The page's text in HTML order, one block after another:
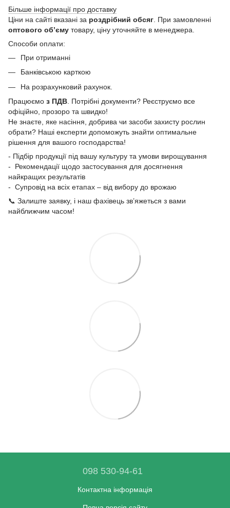
Більше інформації про доставку
Ціни на сайті вказані за роздрібний обсяг . При замовленні
оптового об’єму товару, ціну уточняйте в менеджера.
Способи оплати:
При отриманні
Банківською карткою
На розрахунковий рахунок.
Працюємо з ПДВ . Потрібні документи? Реєструємо все
офіційно, прозоро та швидко!
Не знаєте, яке насіння, добрива чи засоби захисту рослин
обрати? Наші експерти допоможуть знайти оптимальне
рішення для вашого господарства!
- Підбір продукції під вашу культуру та умови вирощування
- Рекомендації щодо застосування для досягнення
найкращих результатів
- Супровід на всіх етапах – від вибору до врожаю
📞 Залиште заявку, і наш фахівець зв’яжеться з вами
найближчим часом!
098 530-94-61
Контактна інформація